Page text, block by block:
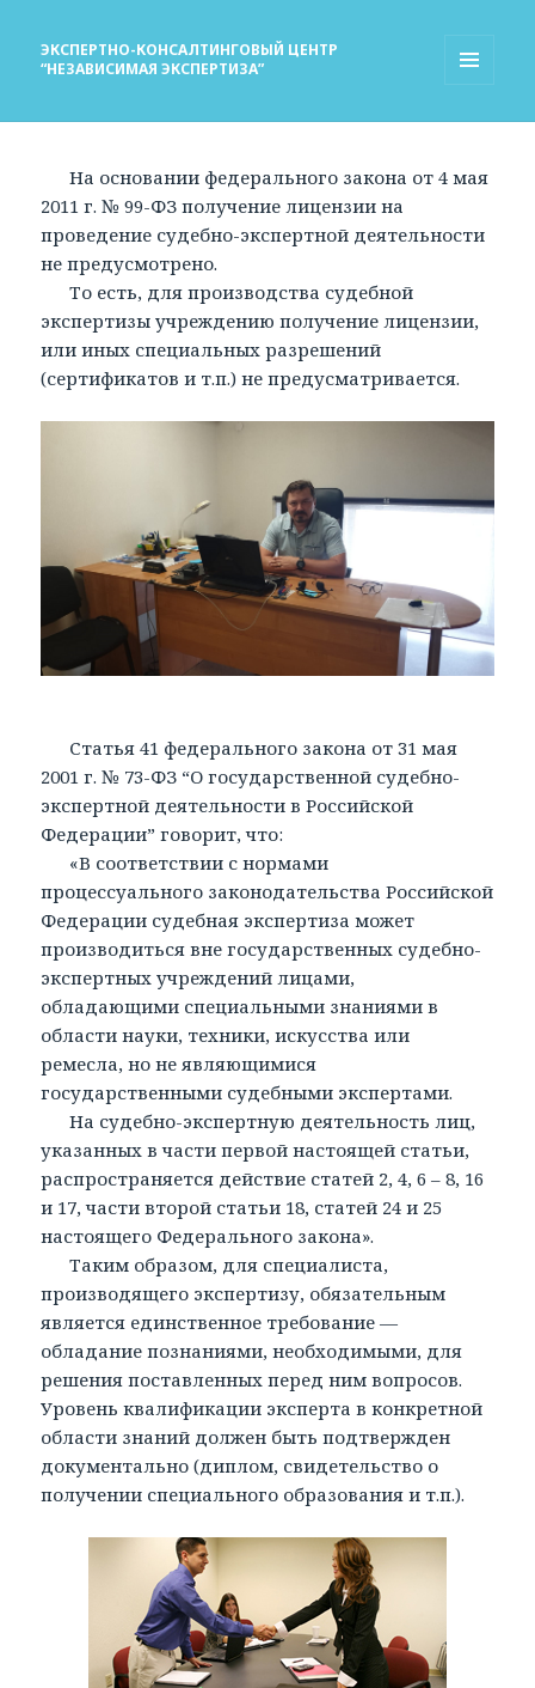
ЭКСПЕРТНО-КОНСАЛТИНГОВЫЙ ЦЕНТР
“НЕЗАВИСИМАЯ ЭКСПЕРТИЗА”
На основании федерального закона от 4 мая
2011 г. № 99-ФЗ получение лицензии на
проведение судебно-экспертной деятельности
не предусмотрено.
То есть, для производства судебной
экспертизы учреждению получение лицензии,
или иных специальных разрешений
(сертификатов и т.п.) не предусматривается.
Статья 41 федерального закона от 31 мая
2001 г. № 73-ФЗ “О государственной судебно-
экспертной деятельности в Российской
Федерации” говорит, что:
«В соответствии с нормами
процессуального законодательства Российской
Федерации судебная экспертиза может
производиться вне государственных судебно-
экспертных учреждений лицами,
обладающими специальными знаниями в
области науки, техники, искусства или
ремесла, но не являющимися
государственными судебными экспертами.
На судебно-экспертную деятельность лиц,
указанных в части первой настоящей статьи,
распространяется действие статей 2, 4, 6 – 8, 16
и 17, части второй статьи 18, статей 24 и 25
настоящего Федерального закона».
Таким образом, для специалиста,
производящего экспертизу, обязательным
является единственное требование —
обладание познаниями, необходимыми, для
решения поставленных перед ним вопросов.
Уровень квалификации эксперта в конкретной
области знаний должен быть подтвержден
документально (диплом, свидетельство о
получении специального образования и т.п.).